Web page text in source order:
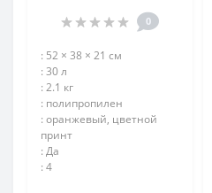
0
: 52 × 38 × 21 см
: 30 л
: 2.1 кг
: полипропилен
: оранжевый, цветной
принт
: Да
: 4